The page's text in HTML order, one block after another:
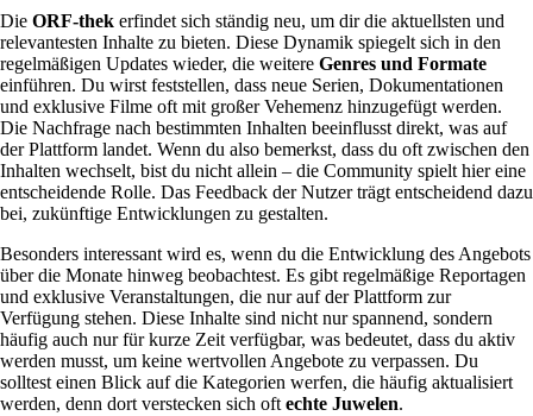
Die ORF-thek erfindet sich ständig neu, um dir die aktuellsten und
relevantesten Inhalte zu bieten. Diese Dynamik spiegelt sich in den
regelmäßigen Updates wieder, die weitere Genres und Formate
einführen. Du wirst feststellen, dass neue Serien, Dokumentationen
und exklusive Filme oft mit großer Vehemenz hinzugefügt werden.
Die Nachfrage nach bestimmten Inhalten beeinflusst direkt, was auf
der Plattform landet. Wenn du also bemerkst, dass du oft zwischen den
Inhalten wechselt, bist du nicht allein – die Community spielt hier eine
entscheidende Rolle. Das Feedback der Nutzer trägt entscheidend dazu
bei, zukünftige Entwicklungen zu gestalten.
Besonders interessant wird es, wenn du die Entwicklung des Angebots
über die Monate hinweg beobachtest. Es gibt regelmäßige Reportagen
und exklusive Veranstaltungen, die nur auf der Plattform zur
Verfügung stehen. Diese Inhalte sind nicht nur spannend, sondern
häufig auch nur für kurze Zeit verfügbar, was bedeutet, dass du aktiv
werden musst, um keine wertvollen Angebote zu verpassen. Du
solltest einen Blick auf die Kategorien werfen, die häufig aktualisiert
werden, denn dort verstecken sich oft echte Juwelen.